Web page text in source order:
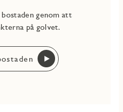
genom att
på golvet.